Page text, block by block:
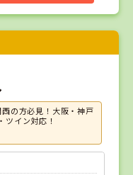
西の方必見！大阪・神戸
ツイン対応！